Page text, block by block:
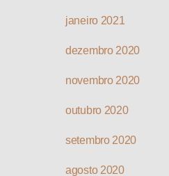
janeiro 2021
dezembro 2020
novembro 2020
outubro 2020
setembro 2020
agosto 2020